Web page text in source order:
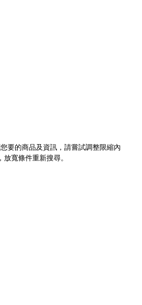
要的商品及資訊，請嘗試調整限縮內
放寬條件重新搜尋。